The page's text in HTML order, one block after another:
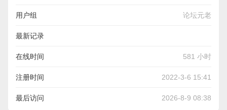
用户组 论坛元老
最新记录
各位姐妹兄弟大家好，非常高兴有缘在这里相见，如果你若追
小说，嫌连载太慢，请点开我的帐号，看完整的全本小说。希
望大家快声明退出党团队，解除为共产邪教献身的誓言 ...
在线时间 581 小时
注册时间 2022-3-6 15:41
最后访问 2026-8-9 08:38